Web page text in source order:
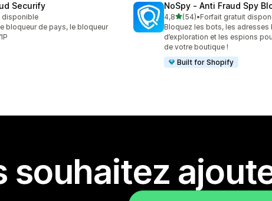
Securify
disponible
bloqueur de pays, le bloqueur
NoSpy ‑ Anti Fraud Spy
4,8étoile(s) sur 5
(54)
54 avis au total
•Forfait gratuit
Bloquez les bots, les adresses
d’exploration et les espions
de votre boutique !
Built for Shopify
souhaitez